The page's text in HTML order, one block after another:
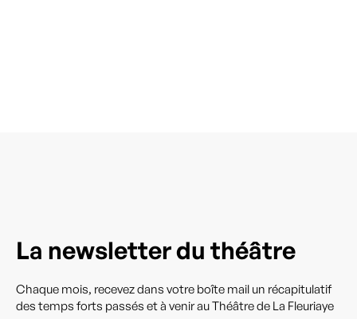
La newsletter du théâtre
Chaque mois, recevez dans votre boîte mail un récapitulatif
des temps forts passés et à venir au Théâtre de La Fleuriaye